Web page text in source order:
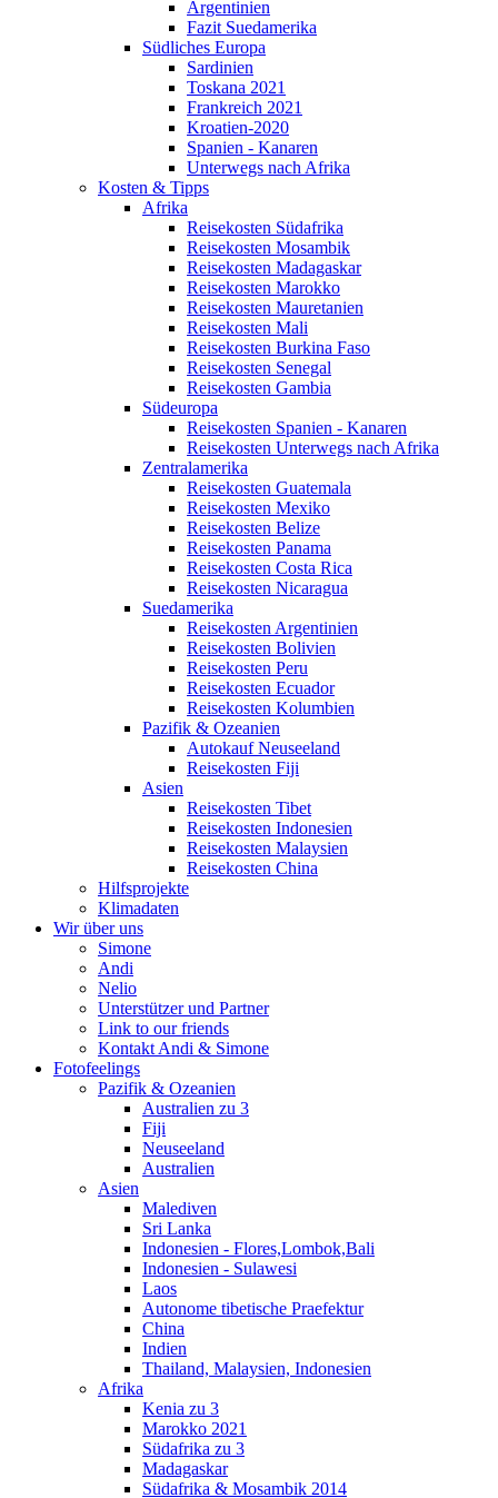
Argentinien
Fazit Suedamerika
Südliches Europa
Sardinien
Toskana 2021
Frankreich 2021
Kroatien-2020
Spanien - Kanaren
Unterwegs nach Afrika
Kosten & Tipps
Afrika
Reisekosten Südafrika
Reisekosten Mosambik
Reisekosten Madagaskar
Reisekosten Marokko
Reisekosten Mauretanien
Reisekosten Mali
Reisekosten Burkina Faso
Reisekosten Senegal
Reisekosten Gambia
Südeuropa
Reisekosten Spanien - Kanaren
Reisekosten Unterwegs nach Afrika
Zentralamerika
Reisekosten Guatemala
Reisekosten Mexiko
Reisekosten Belize
Reisekosten Panama
Reisekosten Costa Rica
Reisekosten Nicaragua
Suedamerika
Reisekosten Argentinien
Reisekosten Bolivien
Reisekosten Peru
Reisekosten Ecuador
Reisekosten Kolumbien
Pazifik & Ozeanien
Autokauf Neuseeland
Reisekosten Fiji
Asien
Reisekosten Tibet
Reisekosten Indonesien
Reisekosten Malaysien
Reisekosten China
Hilfsprojekte
Klimadaten
Wir über uns
Simone
Andi
Nelio
Unterstützer und Partner
Link to our friends
Kontakt Andi & Simone
Fotofeelings
Pazifik & Ozeanien
Australien zu 3
Fiji
Neuseeland
Australien
Asien
Malediven
Sri Lanka
Indonesien - Flores,Lombok,Bali
Indonesien - Sulawesi
Laos
Autonome tibetische Praefektur
China
Indien
Thailand, Malaysien, Indonesien
Afrika
Kenia zu 3
Marokko 2021
Südafrika zu 3
Madagaskar
Südafrika & Mosambik 2014